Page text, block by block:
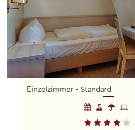
Einzelzimmer - Standard